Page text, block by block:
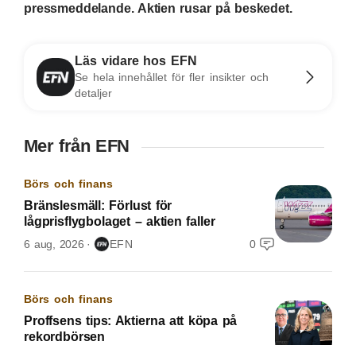
pressmeddelande. Aktien rusar på beskedet.
Läs vidare hos EFN
Se hela innehållet för fler insikter och
detaljer
Mer från EFN
Börs och finans
Bränslesmäll: Förlust för
lågprisflygbolaget – aktien faller
6 aug, 2026 EFN 0
Börs och finans
Proffsens tips: Aktierna att köpa på
rekordbörsen